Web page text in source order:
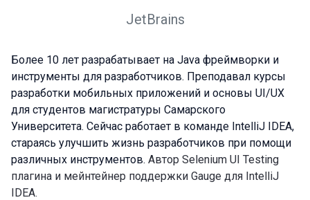
JetBrains
Более 10 лет разрабатывает на Java фреймворки и
инструменты для разработчиков. Преподавал курсы
разработки мобильных приложений и основы UI/UX
для студентов магистратуры Самарского
Университета. Сейчас работает в команде IntelliJ IDEA,
стараясь улучшить жизнь разработчиков при помощи
различных инструментов. Автор Selenium UI Testing
плагина и мейнтейнер поддержки Gauge для IntelliJ
IDEA.